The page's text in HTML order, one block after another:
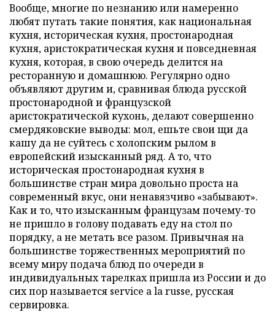
Вообще, многие по незнанию или намеренно
любят путать такие понятия, как национальная
кухня, историческая кухня, простонародная
кухня, аристократическая кухня и повседневная
кухня, которая, в свою очередь делится на
ресторанную и домашнюю. Регулярно одно
объявляют другим и, сравнивая блюда русской
простонародной и французской
аристократической кухонь, делают совершенно
смердяковские выводы: мол, ешьте свои щи да
кашу да не суйтесь с холопским рылом в
европейский изысканный ряд. А то, что
историческая простонародная кухня в
большинстве стран мира довольно проста на
современный вкус, они ненавязчиво «забывают».
Как и то, что изысканным французам почему-то
не пришло в голову подавать еду на стол по
порядку, а не метать все разом. Привычная на
большинстве торжественных мероприятий по
всему миру подача блюд по очереди в
индивидуальных тарелках пришла из России и до
сих пор называется service a la russe, русская
сервировка.